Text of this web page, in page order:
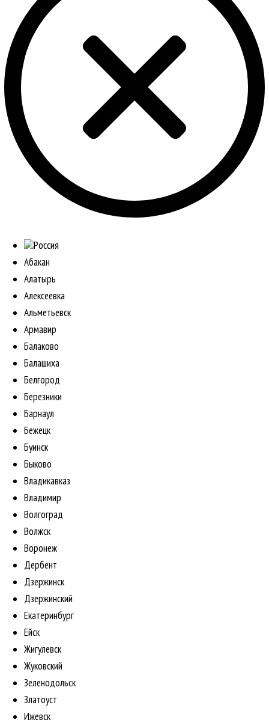
Россия
Абакан
Алатырь
Алексеевка
Альметьевск
Армавир
Балаково
Балашиха
Белгород
Березники
Барнаул
Бежецк
Буинск
Быково
Владикавказ
Владимир
Волгоград
Волжск
Воронеж
Дербент
Дзержинск
Дзержинский
Екатеринбург
Ейск
Жигулевск
Жуковский
Зеленодольск
Златоуст
Ижевск